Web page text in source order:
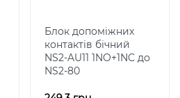
Блок допоміжних
контактів бічний
NS2-AU11 1NO+1NC до
NS2-80